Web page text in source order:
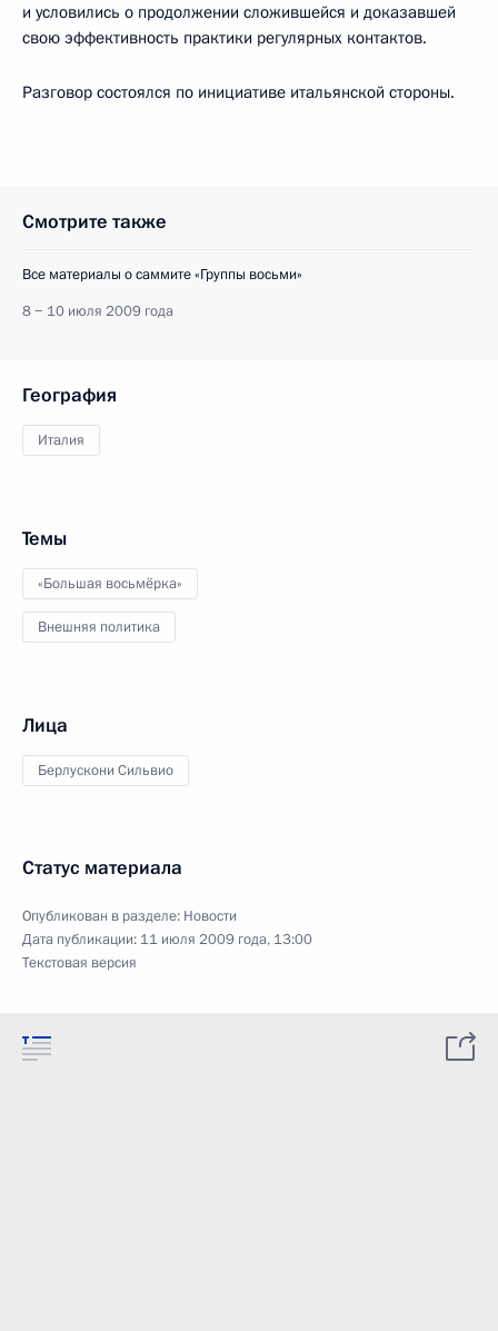
и условились о продолжении сложившейся и доказавшей
свою эффективность практики регулярных контактов.
Разговор состоялся по инициативе итальянской стороны.
Смотрите также
Все материалы о саммите «Группы восьми»
8 − 10 июля 2009 года
География
Италия
Темы
«Большая восьмёрка»
Внешняя политика
Лица
Берлускони Сильвио
Статус материала
Опубликован в разделе: Новости
Дата публикации: 11 июля 2009 года, 13:00
Текстовая версия